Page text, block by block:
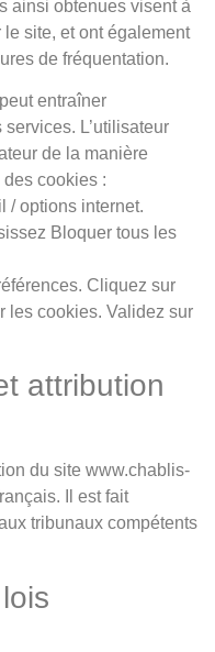
ainsi obtenues visent à
site, et ont également
de fréquentation.
entraîner
services. L’utilisateur
de la manière
cookies :
/ options internet.
Bloquer tous les
Cliquez sur
les cookies. Validez sur
attribution
du site www.chablis-
Il est fait
tribunaux compétents